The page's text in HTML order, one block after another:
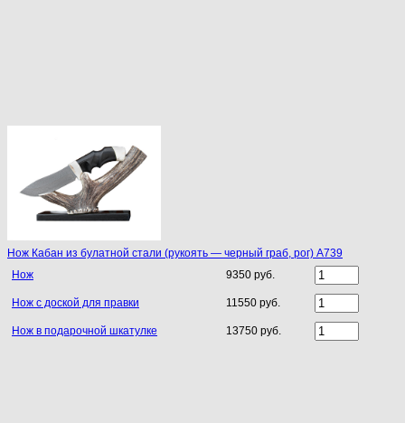
Нож Кабан из булатной стали (рукоять — черный граб, рог) A739
Нож
9350 руб.
Нож с доской для правки 11550 руб.
Нож в подарочной шкатулке 13750 руб.